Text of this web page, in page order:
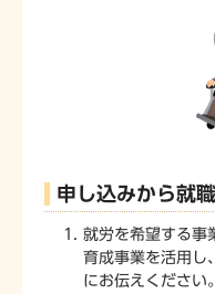
申し込みから就
就労を希望する事
育成事業を活用し
にお伝えください。